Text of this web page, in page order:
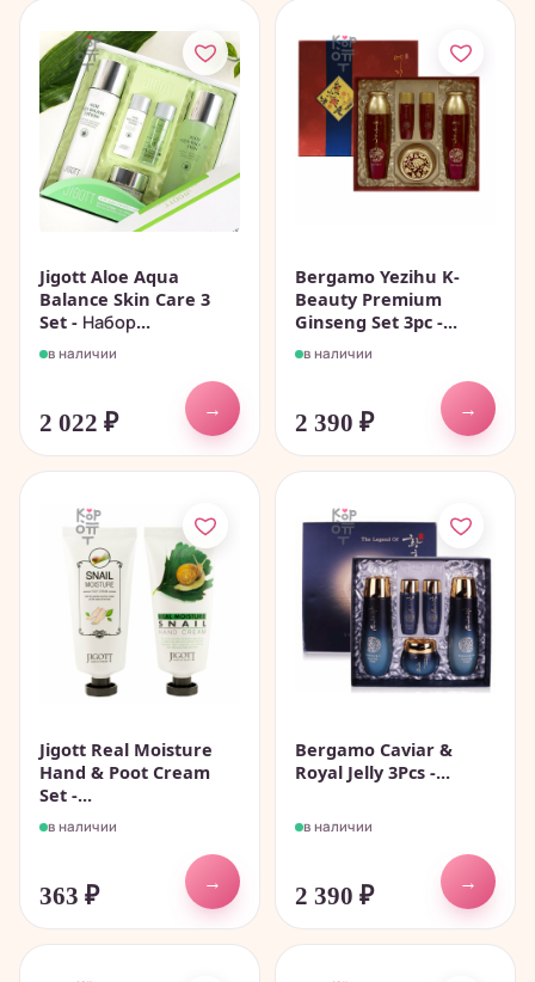
Jigott Aloe Aqua
Balance Skin Care 3
Set - Набор...
в наличии
2 022 ₽
→
Bergamo Yezihu K-
Beauty Premium
Ginseng Set 3pc -...
в наличии
2 390 ₽
→
Jigott Real Moisture
Hand & Poot Cream
Set -...
в наличии
363 ₽
→
Bergamo Caviar &
Royal Jelly 3Pcs -...
в наличии
2 390 ₽
→